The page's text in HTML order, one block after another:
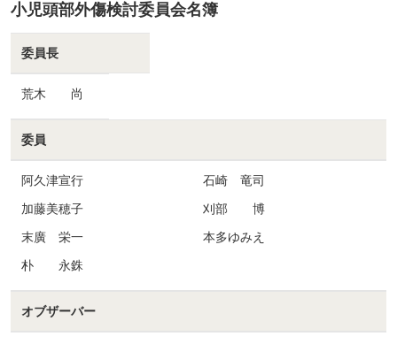
小児頭部外傷検討委員会名簿
委員長
荒木 尚
委員
阿久津宣行
石崎 竜司
加藤美穂子
刈部 博
末廣 栄一
本多ゆみえ
朴 永銖
オブザーバー